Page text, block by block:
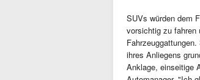
SUVs würden dem
vorsichtig zu fahren
ihres Anliegens
Anklage, einseitige